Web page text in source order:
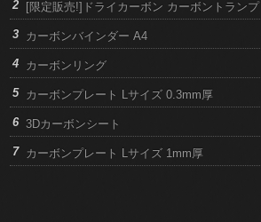
[限定販売!]ドライカーボン カーボントランプ
カーボンバインダー A4
カーボンリング
カーボンプレート Lサイズ 0.3mm厚
3Dカーボンシート
カーボンプレート Lサイズ 1mm厚